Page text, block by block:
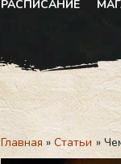
РАСПИСАНИЕ
Главная Статьи